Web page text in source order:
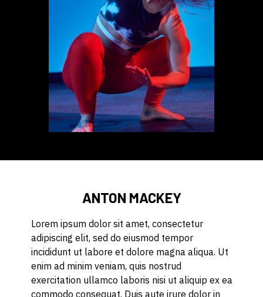
ANTON MACKEY
Lorem ipsum dolor sit amet, consectetur
adipiscing elit, sed do eiusmod tempor
incididunt ut labore et dolore magna aliqua. Ut
enim ad minim veniam, quis nostrud
exercitation ullamco laboris nisi ut aliquip ex ea
commodo consequat. Duis aute irure dolor in